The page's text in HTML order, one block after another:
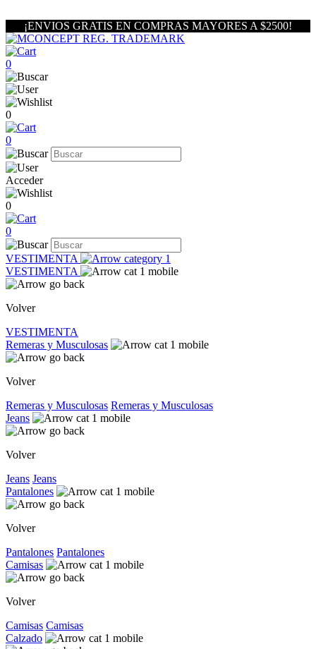
¡ENVIOS GRATIS EN COMPRAS MAYORES A $2500!
0
0
0
Acceder
0
0
VESTIMENTA
VESTIMENTA
Volver
VESTIMENTA
Remeras y Musculosas
Volver
Remeras y Musculosas Remeras y Musculosas
Jeans
Volver
Jeans Jeans
Pantalones
Volver
Pantalones Pantalones
Camisas
Volver
Camisas Camisas
Calzado